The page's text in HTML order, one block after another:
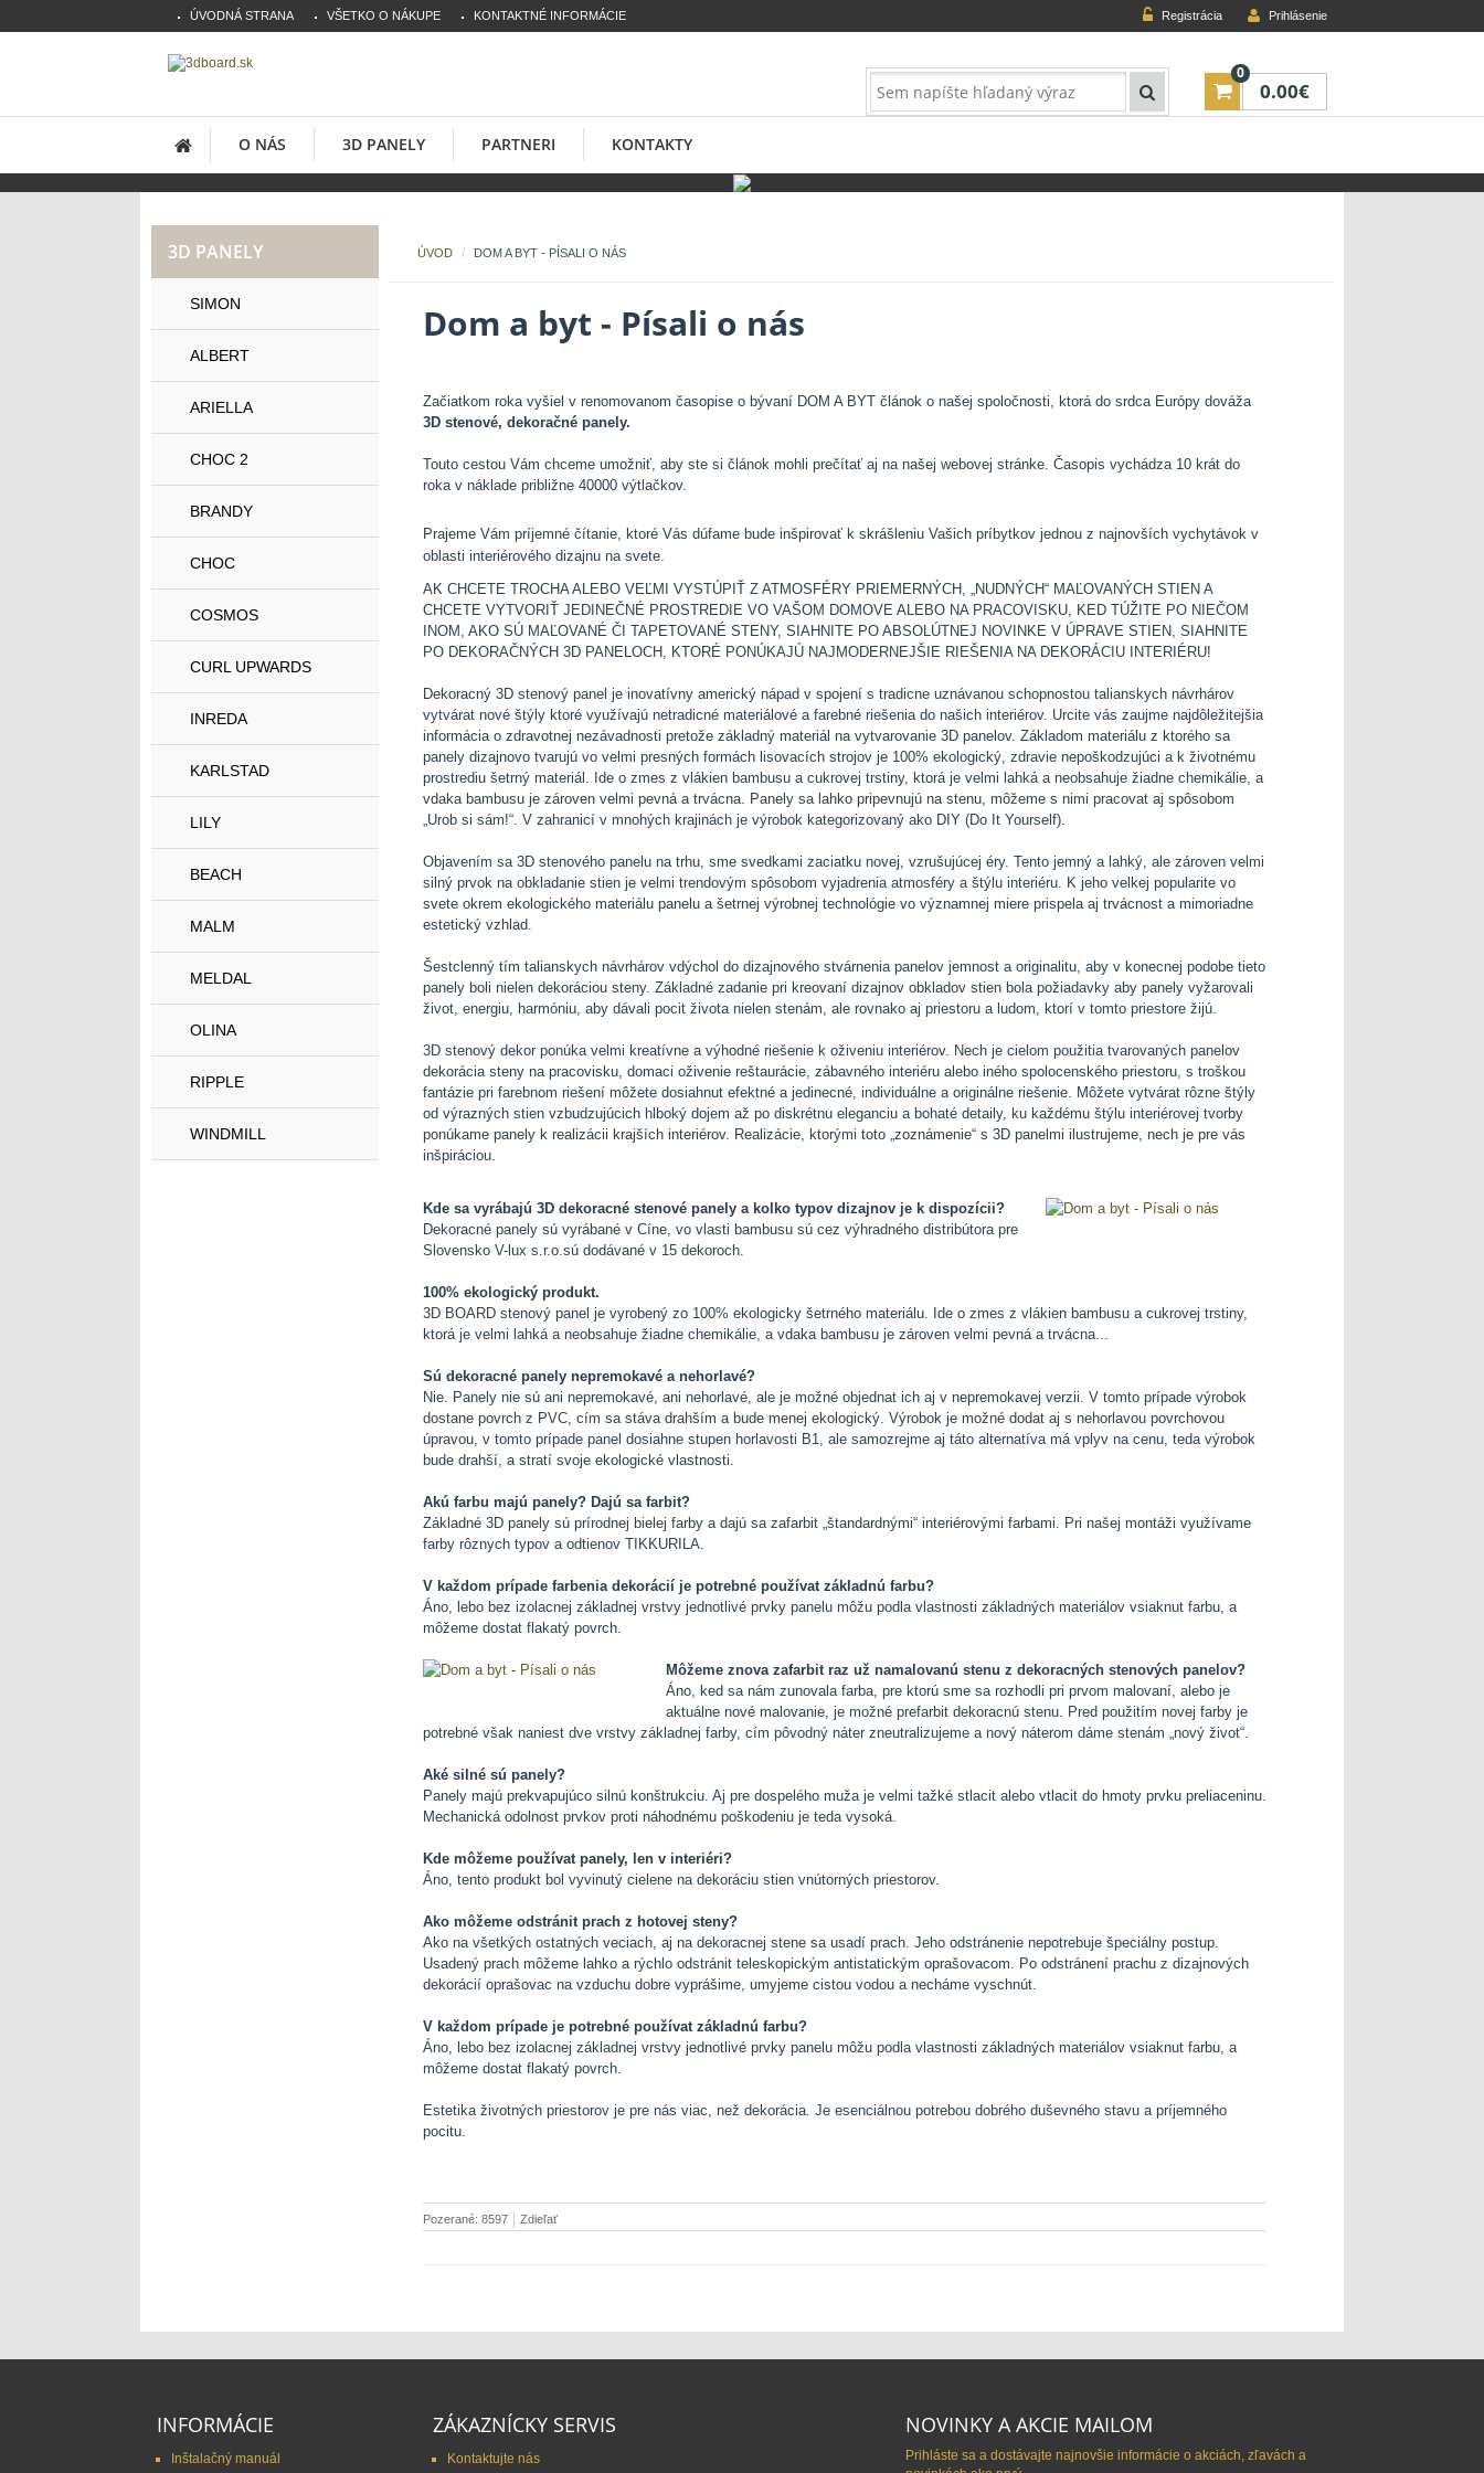
ÚVODNÁ STRANA VŠETKO O NÁKUPE KONTAKTNÉ INFORMÁCIE Registrácia Prihlásenie
0
0.00€
O NÁS 3D PANELY PARTNERI KONTAKTY
ÚVOD / DOM A BYT - PÍSALI O NÁS
Dom a byt - Písali o nás
Začiatkom roka vyšiel v renomovanom časopise o bývaní DOM A BYT článok o našej spoločnosti, ktorá do srdca Európy dováža
3D stenové, dekoračné panely.
Touto cestou Vám chceme umožniť, aby ste si článok mohli prečítať aj na našej webovej stránke. Časopis vychádza 10 krát do
roka v náklade približne 40000 výtlačkov.
Prajeme Vám príjemné čítanie, ktoré Vás dúfame bude inšpirovať k skrášleniu Vašich príbytkov jednou z najnovších vychytávok v
oblasti interiérového dizajnu na svete.
AK CHCETE TROCHA ALEBO VEĽMI VYSTÚPIŤ Z ATMOSFÉRY PRIEMERNÝCH, „NUDNÝCH“ MAĽOVANÝCH STIEN A
CHCETE VYTVORIŤ JEDINEČNÉ PROSTREDIE VO VAŠOM DOMOVE ALEBO NA PRACOVISKU, KED TÚŽITE PO NIEČOM
INOM, AKO SÚ MAĽOVANÉ ČI TAPETOVANÉ STENY, SIAHNITE PO ABSOLÚTNEJ NOVINKE V ÚPRAVE STIEN, SIAHNITE
PO DEKORAČNÝCH 3D PANELOCH, KTORÉ PONÚKAJÚ NAJMODERNEJŠIE RIEŠENIA NA DEKORÁCIU INTERIÉRU!
Dekoracný 3D stenový panel je inovatívny americký nápad v spojení s tradicne uznávanou schopnostou talianskych návrhárov
vytvárat nové štýly ktoré využívajú netradicné materiálové a farebné riešenia do našich interiérov. Urcite vás zaujme najdôležitejšia
informácia o zdravotnej nezávadnosti pretože základný materiál na vytvarovanie 3D panelov. Základom materiálu z ktorého sa
panely dizajnovo tvarujú vo velmi presných formách lisovacích strojov je 100% ekologický, zdravie nepoškodzujúci a k životnému
prostrediu šetrný materiál. Ide o zmes z vlákien bambusu a cukrovej trstiny, ktorá je velmi lahká a neobsahuje žiadne chemikálie, a
vdaka bambusu je zároven velmi pevná a trvácna. Panely sa lahko pripevnujú na stenu, môžeme s nimi pracovat aj spôsobom
„Urob si sám!“. V zahranicí v mnohých krajinách je výrobok kategorizovaný ako DIY (Do It Yourself).
Objavením sa 3D stenového panelu na trhu, sme svedkami zaciatku novej, vzrušujúcej éry. Tento jemný a lahký, ale zároven velmi
silný prvok na obkladanie stien je velmi trendovým spôsobom vyjadrenia atmosféry a štýlu interiéru. K jeho velkej popularite vo
svete okrem ekologického materiálu panelu a šetrnej výrobnej technológie vo významnej miere prispela aj trvácnost a mimoriadne
estetický vzhlad.
Šestclenný tím talianskych návrhárov vdýchol do dizajnového stvárnenia panelov jemnost a originalitu, aby v konecnej podobe tieto
panely boli nielen dekoráciou steny. Základné zadanie pri kreovaní dizajnov obkladov stien bola požiadavky aby panely vyžarovali
život, energiu, harmóniu, aby dávali pocit života nielen stenám, ale rovnako aj priestoru a ludom, ktorí v tomto priestore žijú.
3D stenový dekor ponúka velmi kreatívne a výhodné riešenie k oživeniu interiérov. Nech je cielom použitia tvarovaných panelov
dekorácia steny na pracovisku, domaci oživenie reštaurácie, zábavného interiéru alebo iného spolocenského priestoru, s troškou
fantázie pri farebnom riešení môžete dosiahnut efektné a jedinecné, individuálne a originálne riešenie. Môžete vytvárat rôzne štýly
od výrazných stien vzbudzujúcich hlboký dojem až po diskrétnu eleganciu a bohaté detaily, ku každému štýlu interiérovej tvorby
ponúkame panely k realizácii krajších interiérov. Realizácie, ktorými toto „zoznámenie“ s 3D panelmi ilustrujeme, nech je pre vás
inšpiráciou.
Kde sa vyrábajú 3D dekoracné stenové panely a kolko typov dizajnov je k dispozícii?
Dekoracné panely sú vyrábané v Cíne, vo vlasti bambusu sú cez výhradného distribútora pre
Slovensko V-lux s.r.o.sú dodávané v 15 dekoroch.
100% ekologický produkt.
3D BOARD stenový panel je vyrobený zo 100% ekologicky šetrného materiálu. Ide o zmes z vlákien bambusu a cukrovej trstiny,
ktorá je velmi lahká a neobsahuje žiadne chemikálie, a vdaka bambusu je zároven velmi pevná a trvácna...
Sú dekoracné panely nepremokavé a nehorlavé?
Nie. Panely nie sú ani nepremokavé, ani nehorlavé, ale je možné objednat ich aj v nepremokavej verzii. V tomto prípade výrobok
dostane povrch z PVC, cím sa stáva drahším a bude menej ekologický. Výrobok je možné dodat aj s nehorlavou povrchovou
úpravou, v tomto prípade panel dosiahne stupen horlavosti B1, ale samozrejme aj táto alternatíva má vplyv na cenu, teda výrobok
bude drahší, a stratí svoje ekologické vlastnosti.
Akú farbu majú panely? Dajú sa farbit?
Základné 3D panely sú prírodnej bielej farby a dajú sa zafarbit „štandardnými“ interiérovými farbami. Pri našej montáži využívame
farby rôznych typov a odtienov TIKKURILA.
V každom prípade farbenia dekorácií je potrebné používat základnú farbu?
Áno, lebo bez izolacnej základnej vrstvy jednotlivé prvky panelu môžu podla vlastnosti základných materiálov vsiaknut farbu, a
môžeme dostat flakatý povrch.
Môžeme znova zafarbit raz už namalovanú stenu z dekoracných stenových panelov?
Áno, ked sa nám zunovala farba, pre ktorú sme sa rozhodli pri prvom malovaní, alebo je
aktuálne nové malovanie, je možné prefarbit dekoracnú stenu. Pred použitím novej farby je
potrebné však naniest dve vrstvy základnej farby, cím pôvodný náter zneutralizujeme a nový náterom dáme stenám „nový život“.
Aké silné sú panely?
Panely majú prekvapujúco silnú konštrukciu. Aj pre dospelého muža je velmi tažké stlacit alebo vtlacit do hmoty prvku preliaceninu.
Mechanická odolnost prvkov proti náhodnému poškodeniu je teda vysoká.
Kde môžeme používat panely, len v interiéri?
Áno, tento produkt bol vyvinutý cielene na dekoráciu stien vnútorných priestorov.
Ako môžeme odstránit prach z hotovej steny?
Ako na všetkých ostatných veciach, aj na dekoracnej stene sa usadí prach. Jeho odstránenie nepotrebuje špeciálny postup.
Usadený prach môžeme lahko a rýchlo odstránit teleskopickým antistatickým oprašovacom. Po odstránení prachu z dizajnových
dekorácií oprašovac na vzduchu dobre vyprášime, umyjeme cistou vodou a necháme vyschnút.
V každom prípade je potrebné používat základnú farbu?
Áno, lebo bez izolacnej základnej vrstvy jednotlivé prvky panelu môžu podla vlastnosti základných materiálov vsiaknut farbu, a
môžeme dostat flakatý povrch.
Estetika životných priestorov je pre nás viac, než dekorácia. Je esenciálnou potrebou dobrého duševného stavu a príjemného
pocitu.
Pozerané: 8597 Zdieľať
3D PANELY
SIMON
ALBERT
ARIELLA
CHOC 2
BRANDY
CHOC
COSMOS
CURL UPWARDS
INREDA
KARLSTAD
LILY
BEACH
MALM
MELDAL
OLINA
RIPPLE
WINDMILL
INFORMÁCIE
Inštalačný manuál
ZÁKAZNÍCKY SERVIS
Kontaktujte nás
NOVINKY A AKCIE MAILOM
Prihláste sa a dostávajte najnovšie informácie o akciách, zľavách a